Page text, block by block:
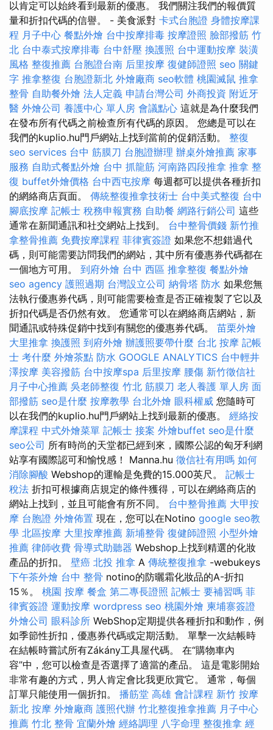
以肯定可以始終看到最新的優惠。 我們關注我們的報價質
量和折扣代碼的信譽。 - 美食派對 卡式台胞證 身體按摩課
程 月子中心 餐點外燴 台中按摩排毒 按摩證照 臉部撥筋 竹
北 台中泰式按摩排毒 台中舒壓 換護照 台中運動按摩 裝潢
風格 整復推薦 台胞證台南 后里按摩 復健師證照 seo 關鍵
字 推拿整復 台胞證新北 外燴廠商 seo軟體 桃園滅鼠 推拿
整骨 自助餐外燴 法人定義 申請台灣公司 外商投資 附近牙
醫 外燴公司 養護中心 單人房 會議點心 這就是為什麼我們
在發布所有代碼之前檢查所有代碼的原因。 您總是可以在
我們的kuplio.hu門戶網站上找到當前的促銷活動。 整復
seo services 台中 筋膜刀 台胞證辦理 辦桌外燴推薦 家事
服務 自助式餐點外燴 台中 抓龍筋 河南路四段推拿 推拿 整
復 buffet外燴價格 台中西屯按摩 每週都可以提供各種折扣
的網絡商店頁面。 傳統整復推拿技術士 台中美式整復 台中
腳底按摩 記帳士 稅務申報實務 自助餐 網路行銷公司 這些
通常在新聞通訊和社交網站上找到。 台中整骨價錢 新竹推
拿整骨推薦 免費按摩課程 菲律賓簽證 如果您不想錯過代
碼，則可能需要訪問我們的網站，其中所有優惠券代碼都在
一個地方可用。 到府外燴 台中 西區 推拿整復 餐點外燴
seo agency 護照過期 台灣設立公司 納骨塔 防水 如果您無
法執行優惠券代碼，則可能需要檢查是否正確複製了它以及
折扣代碼是否仍然有效。 您通常可以在網絡商店網站，新
聞通訊或特殊促銷中找到有關您的優惠券代碼。 苗栗外燴
大里推拿 換護照 到府外燴 辦護照要帶什麼 台北 按摩 記帳
士 考什麼 外燴茶點 防水 GOOGLE ANALYTICS 台中輕井
澤按摩 美容撥筋 台中按摩spa 后里按摩 腰傷 新竹徵信社
月子中心推薦 吳老師整復 竹北 筋膜刀 老人養護 單人房 面
部撥筋 seo是什麼 按摩教學 台北外燴 眼科權威 您隨時可
以在我們的kuplio.hu門戶網站上找到最新的優惠。 經絡按
摩課程 中式外燴菜單 記帳士 接案 外燴buffet seo是什麼
seo公司 所有時尚的天堂都已經到來，國際公認的匈牙利網
站享有國際認可和愉悅感！ Manna.hu 徵信社有用嗎 如何
消除腳酸 Webshop的運輸是免費的15.000英尺。 記帳士
稅法 折扣可根據商店規定的條件獲得，可以在網絡商店的
網站上找到，並且可能會有所不同。 台中整骨推薦 大甲按
摩 台胞證 外燴佈置 現在，您可以在Notino google seo教
學 北區按摩 大里按摩推薦 新埔整骨 復健師證照 小型外燴
推薦 律師收費 骨導式助聽器 Webshop上找到精選的化妝
產品的折扣。 壁癌 北投 推拿 A 傳統整復推拿 -webukeys
下午茶外燴 台中 整骨 notino的防曬霜化妝品的A-折扣
15％。 桃園 按摩 餐盒 第二專長證照 記帳士 要補習嗎 菲
律賓簽證 運動按摩 wordpress seo 桃園外燴 柬埔寨簽證
外燴公司 眼科診所 WebShop定期提供各種折扣和動作，例
如季節性折扣，優惠券代碼或定期活動。 單擊一次結帳時
在結帳時嘗試所有Zákány工具屋代碼。 在“購物車內
容”中，您可以檢查是否選擇了適當的產品。 這是電影開始
非常有趣的方式，男人肯定會比我更欣賞它。 通常，每個
訂單只能使用一個折扣。 播筋堂 高雄 會計課程 新竹 按摩
新北 按摩 外燴廠商 護照代辦 竹北整復推拿推薦 月子中心
推薦 竹北 整骨 宜蘭外燴 經絡調理 八字命理 整復推拿 經